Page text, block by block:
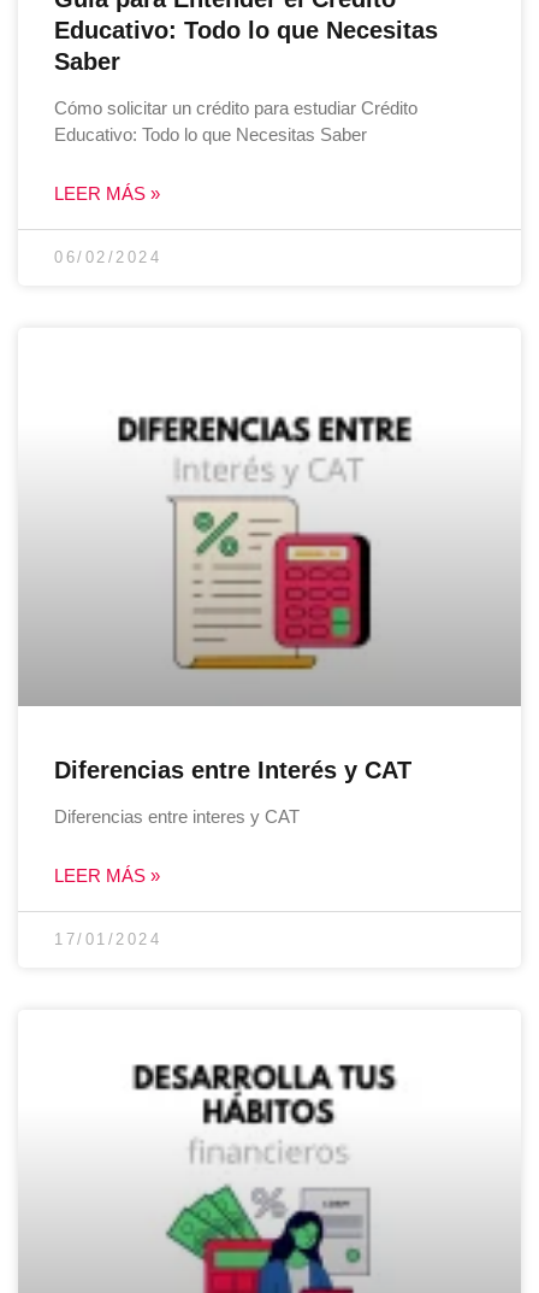
Educativo: Todo lo que Necesitas
Saber
Cómo solicitar un crédito para estudiar Crédito
Educativo: Todo lo que Necesitas Saber
LEER MÁS »
06/02/2024
Diferencias entre Interés y CAT
Diferencias entre interes y CAT
LEER MÁS »
17/01/2024